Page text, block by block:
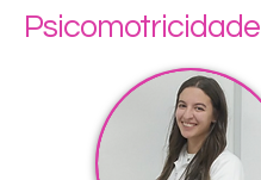
Psicomotricidade